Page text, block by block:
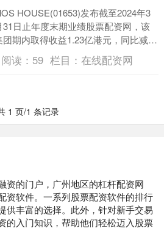
HOUSE(01653)发布截至2024年3
31日止年度末期业绩股票配资网，该
团期内取得收益1.23亿港元，同比减少
20.38%;股东应占溢利216....
阅读： 59 栏目：在线配资网
1 页/1 条记录
资的门户，广州地区的杠杆配资网
资软件。一系列股票配资软件的排行
供丰富的选择。此外，针对新手交易
的入门知识，帮助他们轻松迈入股票